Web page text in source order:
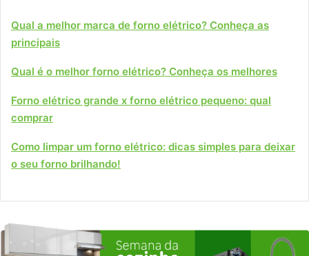
Qual a melhor marca de forno elétrico? Conheça as
principais
Qual é o melhor forno elétrico? Conheça os melhores
Forno elétrico grande x forno elétrico pequeno: qual
comprar
Como limpar um forno elétrico: dicas simples para deixar
o seu forno brilhando!